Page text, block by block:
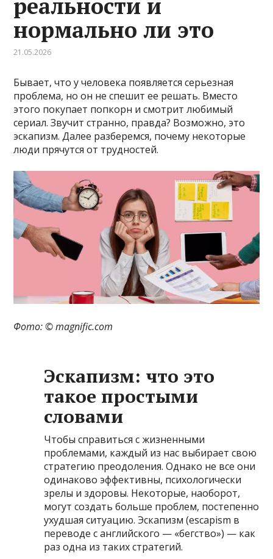
реальности и
нормально ли это
21.05.2026
Бывает, что у человека появляется серьезная
проблема, но он не спешит ее решать. Вместо
этого покупает попкорн и смотрит любимый
сериал. Звучит странно, правда? Возможно, это
эскапизм. Далее разберемся, почему некоторые
люди прячутся от трудностей.
Фото: © magnific.com
Эскапизм: что это
такое простыми
словами
Чтобы справиться с жизненными
проблемами, каждый из нас выбирает свою
стратегию преодоления. Однако не все они
одинаково эффективны, психологически
зрелы и здоровы. Некоторые, наоборот,
могут создать больше проблем, постепенно
ухудшая ситуацию. Эскапизм (escapism в
переводе с английского — «бегство») — как
раз одна из таких стратегий.